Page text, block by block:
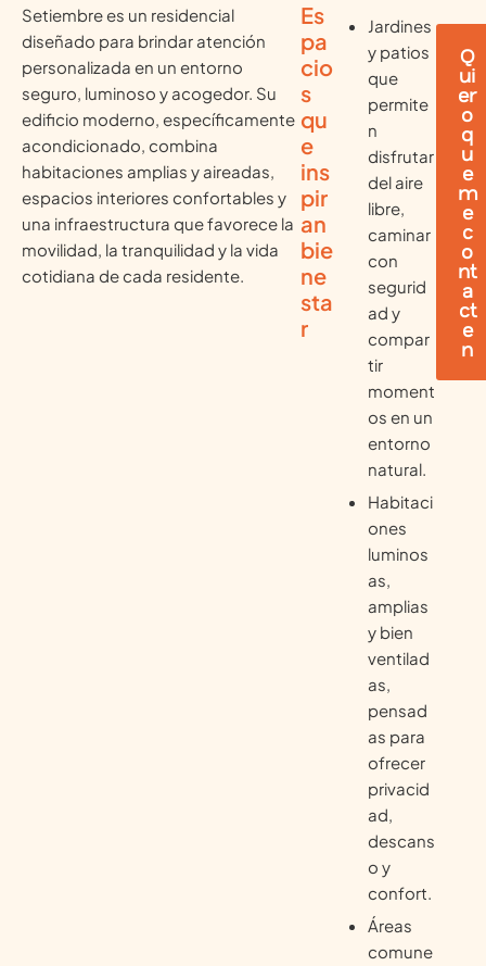
Setiembre es un residencial
diseñado para brindar atención
personalizada en un entorno
seguro, luminoso y acogedor. Su
edificio moderno, específicamente
acondicionado, combina
habitaciones amplias y aireadas,
espacios interiores confortables y
una infraestructura que favorece la
movilidad, la tranquilidad y la vida
cotidiana de cada residente.
Es
pa
cio
s
qu
e
ins
pir
an
bie
ne
sta
r
Jardines
y patios
que
permite
n
disfrutar
del aire
libre,
caminar
con
segurid
ad y
compar
tir
moment
os en un
entorno
natural.
Habitaci
ones
luminos
as,
amplias
y bien
ventilad
as,
pensad
as para
ofrecer
privacid
ad,
descans
o y
confort.
Áreas
comune
Q
ui
er
o
q
u
e
m
e
c
o
nt
a
ct
e
n